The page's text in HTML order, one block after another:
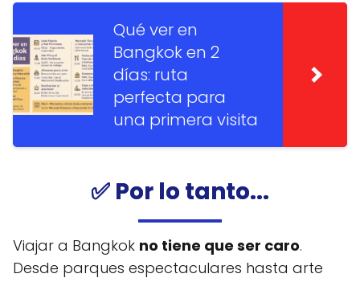
Qué ver en
Bangkok en 2
días: ruta
perfecta para
una primera visita
✅ Por lo tanto...
Viajar a Bangkok no tiene que ser caro.
Desde parques espectaculares hasta arte